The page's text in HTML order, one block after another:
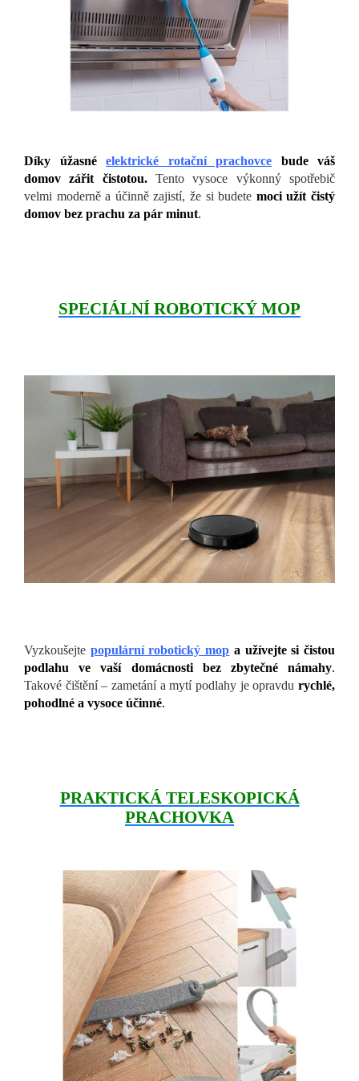
Díky úžasné elektrické rotační prachovce
bude váš
domov zářit čistotou.Tento vysoce výkonný spotřebič
velmi moderně a účinně zajistí, že si budete moci užít čistý
domov bez prachu za pár minut.
SPECIÁLNÍ ROBOTICKÝ MOP
Vyzkoušejte populární robotický mop a užívejte si čistou
podlahu ve vaší domácnosti bez zbytečné námahy.
Takové čištění – zametání a mytí podlahy je opravdu rychlé,
pohodlné a vysoce účinné.
PRAKTICKÁ TELESKOPICKÁ
PRACHOVKA